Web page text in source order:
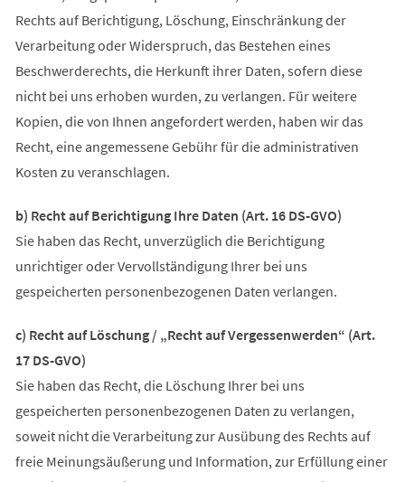
Rechts auf Berichtigung, Löschung, Einschränkung der
Verarbeitung oder Widerspruch, das Bestehen eines
Beschwerderechts, die Herkunft ihrer Daten, sofern diese
nicht bei uns erhoben wurden, zu verlangen. Für weitere
Kopien, die von Ihnen angefordert werden, haben wir das
Recht, eine angemessene Gebühr für die administrativen
Kosten zu veranschlagen.
b) Recht auf Berichtigung Ihre Daten (Art. 16 DS-GVO)
Sie haben das Recht, unverzüglich die Berichtigung
unrichtiger oder Vervollständigung Ihrer bei uns
gespeicherten personenbezogenen Daten verlangen.
c) Recht auf Löschung / „Recht auf Vergessenwerden“ (Art.
17 DS-GVO)
Sie haben das Recht, die Löschung Ihrer bei uns
gespeicherten personenbezogenen Daten zu verlangen,
soweit nicht die Verarbeitung zur Ausübung des Rechts auf
freie Meinungsäußerung und Information, zur Erfüllung einer